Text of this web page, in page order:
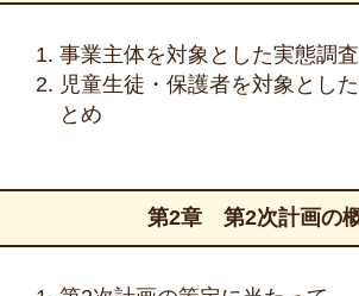
事業主体を対象とした実態調
児童生徒・保護者を対象とし
とめ
第2章 第2次計画の